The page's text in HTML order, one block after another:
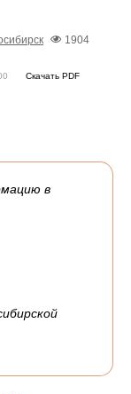
1904
Скачать PDF
в